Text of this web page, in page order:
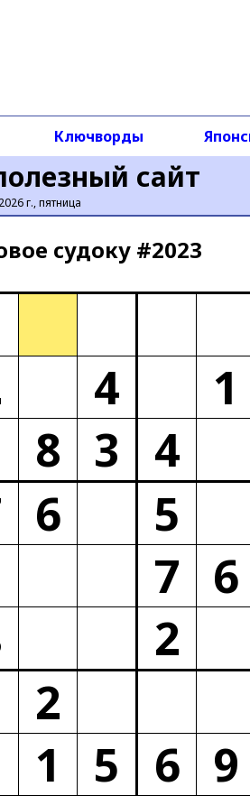
сайт
г., пятница
Ключворды
cудоку #2023
4 1
8 3 4
6 5
7 6
2
2
1
5 6 9